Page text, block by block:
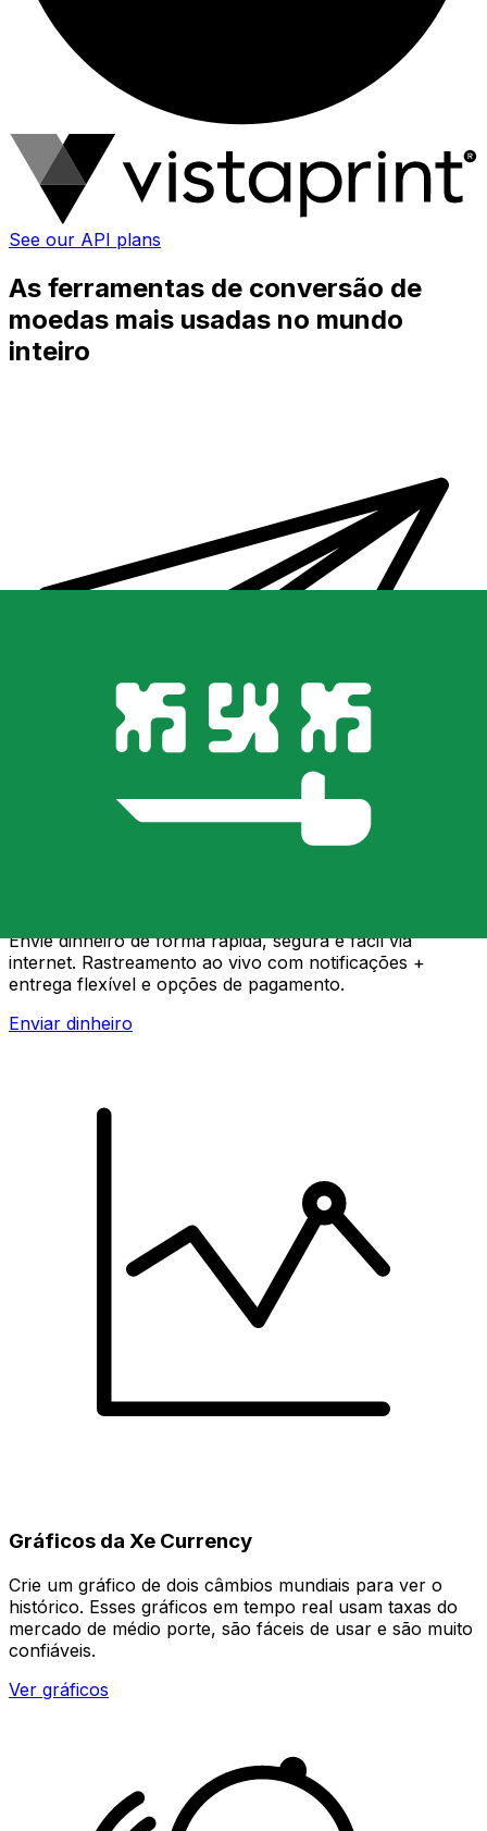
See our API plans
As ferramentas de conversão de
moedas mais usadas no mundo
inteiro
Envie dinheiro de forma rápida, segura e fácil via
internet. Rastreamento ao vivo com notificações +
entrega flexível e opções de pagamento.
Enviar dinheiro
Gráficos da Xe Currency
Crie um gráfico de dois câmbios mundiais para ver o
histórico. Esses gráficos em tempo real usam taxas do
mercado de médio porte, são fáceis de usar e são muito
confiáveis.
Ver gráficos